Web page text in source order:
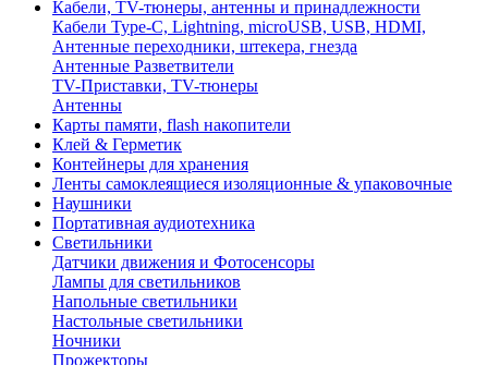
Кабели, TV-тюнеры, антенны и принадлежности
Кабели Type-C, Lightning, microUSB, USB, HDMI,
Антенные переходники, штекера, гнезда
Антенные Разветвители
TV-Приставки, TV-тюнеры
Антенны
Карты памяти, flash накопители
Клей & Герметик
Контейнеры для хранения
Ленты самоклеящиеся изоляционные & упаковочные
Наушники
Портативная аудиотехника
Светильники
Датчики движения и Фотосенсоры
Лампы для светильников
Напольные светильники
Настольные светильники
Ночники
Прожекторы